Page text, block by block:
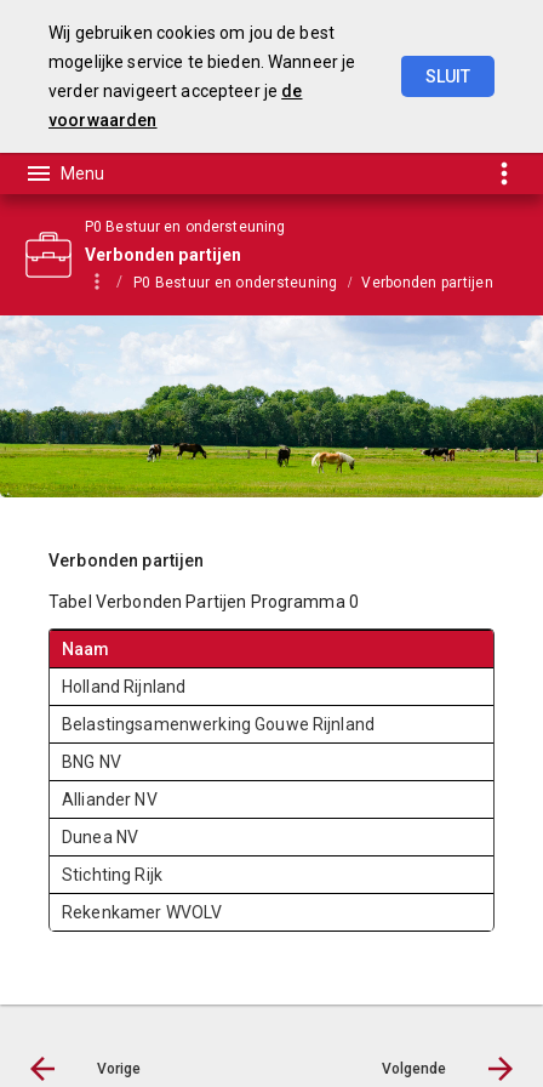
Wij gebruiken cookies om jou de best
mogelijke service te bieden. Wanneer je
verder navigeert accepteer je de
voorwaarden
SLUIT
P0 Bestuur en ondersteuning
Verbonden partijen
P0 Bestuur en ondersteuning Verbonden partijen
Verbonden partijen
Tabel Verbonden Partijen Programma 0
Naam
Holland Rijnland
Belastingsamenwerking Gouwe Rijnland
BNG NV
Alliander NV
Dunea NV
Stichting Rijk
Rekenkamer WVOLV
Vorige Volgende